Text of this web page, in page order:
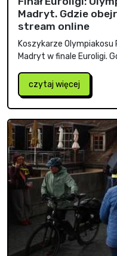
Madryt. Gdzie
stream online
Koszykarze
Madryt w finale Euroligi.
czytaj więcej